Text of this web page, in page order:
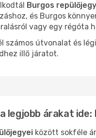
Burgos
és Burgos
vagy egy régóta
számos útvonalat és
illő járatot.
legjobb árakat ide:
között sokféle